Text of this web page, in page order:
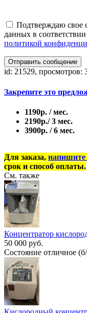
Подтверждаю свое
данных в соответствии
политикой
Отправить сообщение
id: 21529, просмотров:
Закрепите это
1190р. / мес.
2190р./ 3 мес.
3900р. / 6 мес.
Для заказа,
срок и способ оплаты.
См. также
Концентратор
50 000 руб.
Состояние отличное